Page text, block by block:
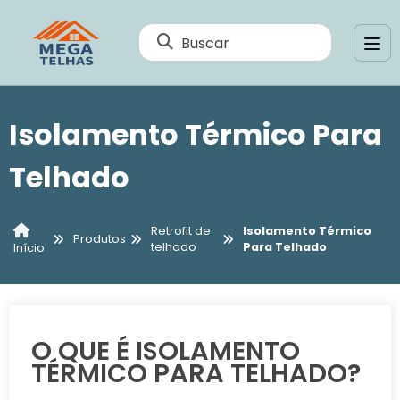
Buscar
Isolamento Térmico Para
Telhado
Início
Produtos
Retrofit de
telhado
Isolamento Térmico
Para Telhado
O QUE É ISOLAMENTO
TÉRMICO PARA TELHADO?